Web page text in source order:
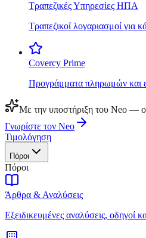
Τραπεζικές Υπηρεσίες ΗΠΑ
Τραπεζικοί λογαριασμοί για
Covercy Prime
Προγράμματα πληρωμών και
Με την υποστήριξη του Neo — ο
Γνωρίστε τον Neo
Τιμολόγηση
Πόροι
Πόροι
Άρθρα & Αναλύσεις
Εξειδικευμένες αναλύσεις, οδηγοί